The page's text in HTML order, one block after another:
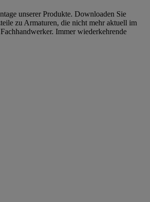
unserer Produkte. Downloaden Sie
zu Armaturen, die nicht mehr aktuell im
Immer wiederkehrende